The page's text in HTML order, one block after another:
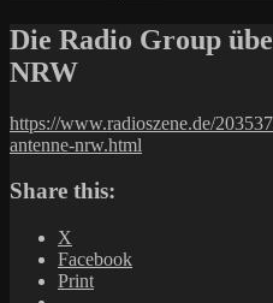
Die Radio Group
NRW
https://www.radioszene.de/
antenne-nrw.html
Share this:
X
Facebook
Print